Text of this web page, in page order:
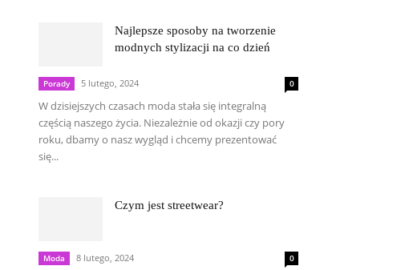
Najlepsze sposoby na tworzenie
modnych stylizacji na co dzień
Porady 5 lutego, 2024 0
W dzisiejszych czasach moda stała się integralną
częścią naszego życia. Niezależnie od okazji czy pory
roku, dbamy o nasz wygląd i chcemy prezentować
się...
Czym jest streetwear?
Moda 8 lutego, 2024 0